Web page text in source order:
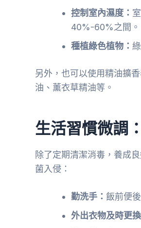
控制室內濕度：
40%-60%之間。
種植綠色植物：
另外，也可以使用精油擴
油、薰衣草精油等。
生活習慣微調
除了定期清潔消毒，養成
菌入侵：
勤洗手： 飯前便
外出衣物及時更換